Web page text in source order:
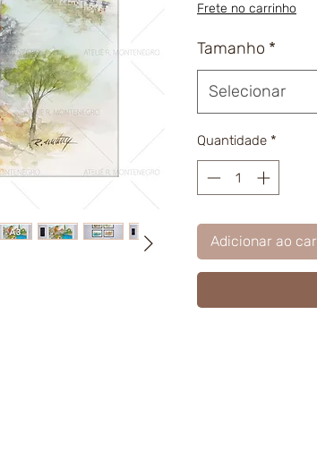
Frete no carrinho
Tamanho *
Selecionar
Quantidade *
Adicionar ao